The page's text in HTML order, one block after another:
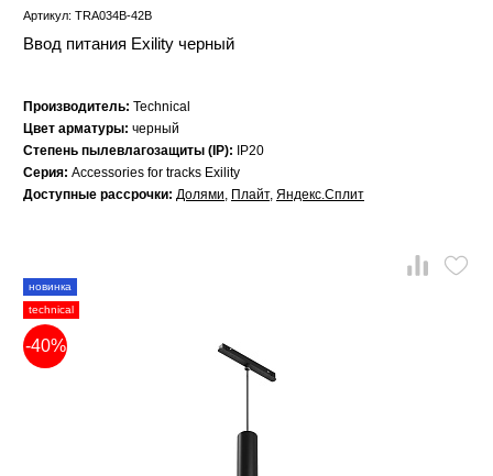
Артикул: TRA034B-42B
Ввод питания Exility черный
Производитель: Technical
Цвет арматуры: черный
Степень пылевлагозащиты (IP):
IP20
Серия: Accessories for tracks Exility
Доступные рассрочки: Долями, Плайт, Яндекс.Сплит
новинка
technical
-40%